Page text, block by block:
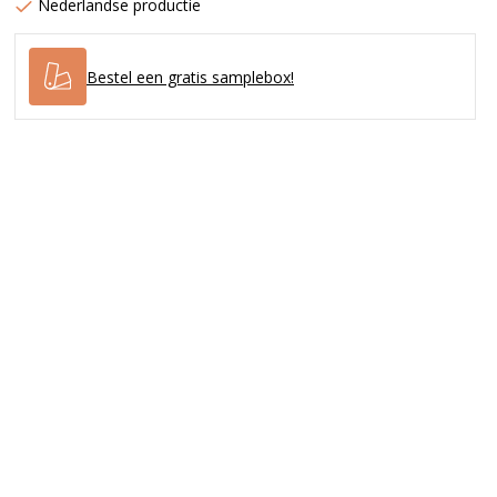
Nederlandse productie
Bestel een gratis samplebox!